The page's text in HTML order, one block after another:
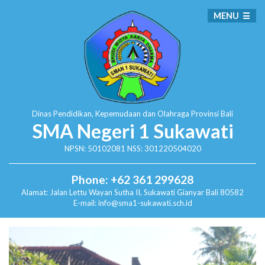
Dinas Pendidikan, Kepemudaan dan Olahraga Provinsi Bali
SMA Negeri 1 Sukawati
NPSN: 50102081 NSS: 301220504020
Phone: +62 361 299628
Alamat: Jalan Lettu Wayan Sutha II, SukawatiGianyar Bali 80582
E-mail: info@sma1-sukawati.sch.id
MENU